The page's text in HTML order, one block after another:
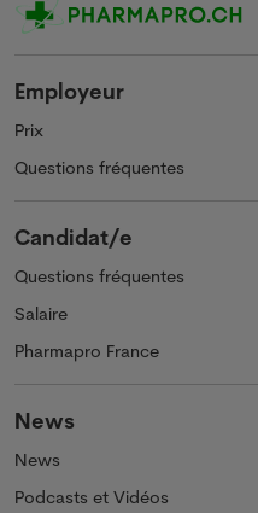
Employeur
Prix
Questions fréquentes
Candidat/e
Questions fréquentes
Salaire
Pharmapro France
News
News
Podcasts et Vidéos